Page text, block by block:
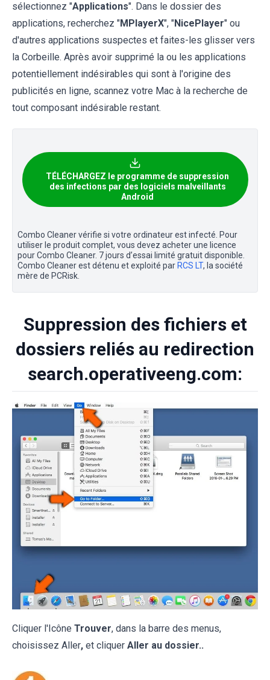
sélectionnez "Applications". Dans le dossier des
applications, recherchez "MPlayerX", "NicePlayer" ou
d'autres applications suspectes et faites-les glisser vers
la Corbeille. Après avoir supprimé la ou les applications
potentiellement indésirables qui sont à l'origine des
publicités en ligne, scannez votre Mac à la recherche de
tout composant indésirable restant.
TÉLÉCHARGEZ le programme de suppression
des infections par des logiciels malveillants
Android
Combo Cleaner vérifie si votre ordinateur est infecté. Pour
utiliser le produit complet, vous devez acheter une licence
pour Combo Cleaner. 7 jours d’essai limité gratuit disponible.
Combo Cleaner est détenu et exploité par RCS LT, la société
mère de PCRisk.
Suppression des fichiers et
dossiers reliés au redirection
search.operativeeng.com:
Cliquer l'Icône Trouver, dans la barre des menus,
choisissez Aller, et cliquer Aller au dossier..